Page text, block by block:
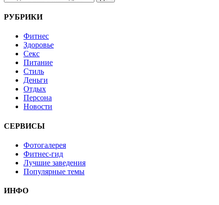
РУБРИКИ
Фитнес
Здоровье
Секс
Питание
Стиль
Деньги
Отдых
Персона
Новости
СЕРВИСЫ
Фотогалерея
Фитнес-гид
Лучшие заведения
Популярные темы
ИНФО